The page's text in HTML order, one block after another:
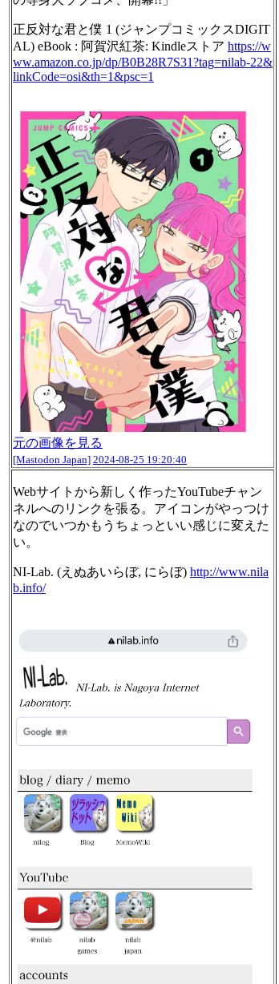
正反対な君と僕 1 (ジャンプコミックスDIGIT
AL) eBook : 阿賀沢紅茶: Kindleストア https://w
ww.amazon.co.jp/dp/B0B28R7S31?tag=nilab-22&
linkCode=osi&th=1&psc=1
元の画像を見る
[Mastodon Japan] 2024-08-25 19:20:40
Webサイトから新しく作ったYouTubeチャン
ネルへのリンクを張る。アイコンがやっつけ
なのでいつかもうちょっといい感じに変えた
い。
NI-Lab. (えぬあいらぼ, にらぼ) http://www.nila
b.info/